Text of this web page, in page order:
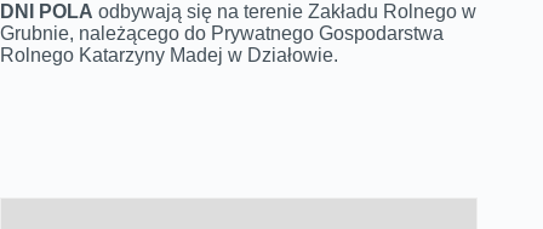
DNI POLA odbywają się na terenie Zakładu Rolnego w
Grubnie, należącego do Prywatnego Gospodarstwa
Rolnego Katarzyny Madej w Działowie.